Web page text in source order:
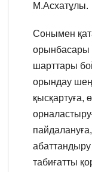
М.Асхатұлы.
Сонымен
орынбасары
шарттары
орындау
қысқартуға,
табиғатты